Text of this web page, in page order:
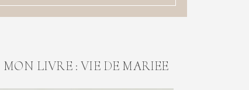
MON LIVRE : VIE DE MARIEE